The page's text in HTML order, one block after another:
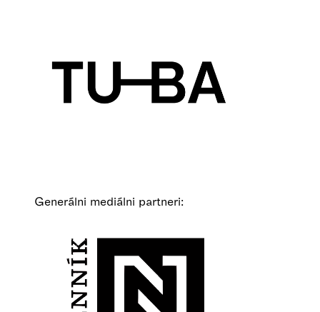
Generálni mediálni partneri: